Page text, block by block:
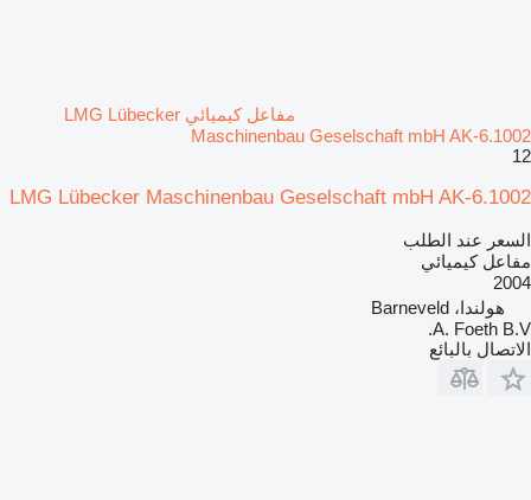
مفاعل كيميائي LMG Lübecker
Maschinenbau Geselschaft mbH AK-6.1002
12
LMG Lübecker Maschinenbau Geselschaft mbH AK-6.1002
السعر عند الطلب
مفاعل كيميائي
2004
هولندا، Barneveld
A. Foeth B.V.
الاتصال بالبائع